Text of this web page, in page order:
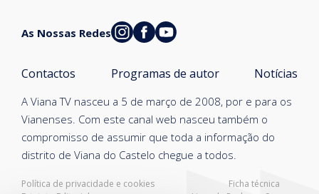
Política de privacidade e cookies
Ficha técnica
A Viana TV nasceu a 5 de março de 2008, por e para os
Vianenses. Com este canal web nasceu também o
compromisso de assumir que toda a informação do
distrito de Viana do Castelo chegue a todos.
Contactos Programas de autor Notícias
As Nossas Redes